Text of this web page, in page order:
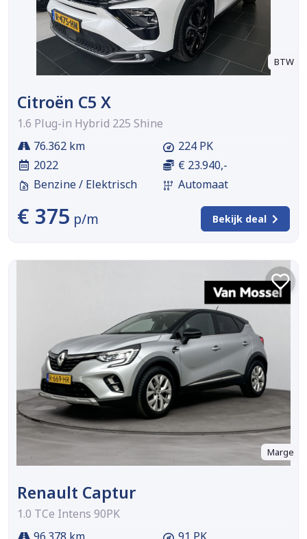
BTW
Citroën C5 X
1.6 Plug-in Hybrid 225 Shine
76.362 km
2022
Benzine / Elektrisch
224 PK
€ 23.940,-
Automaat
€ 375 p/m Bekijk deal
Marge
Renault Captur
1.0 TCe Intens 90PK